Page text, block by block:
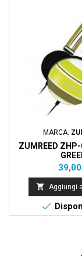
MARCA:
ZUMREED ZHP-
 Aggiungi
